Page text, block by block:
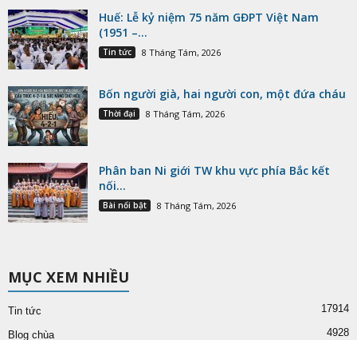
Huế: Lễ kỷ niệm 75 năm GĐPT Việt Nam
(1951 –...
Tin tức 8 Tháng Tám, 2026
Bốn người già, hai người con, một đứa cháu
Thời đại 8 Tháng Tám, 2026
Phân ban Ni giới TW khu vực phía Bắc kết
nối...
Bài nổi bật 8 Tháng Tám, 2026
MỤC XEM NHIỀU
Tin tức 17914
Blog chùa 4928